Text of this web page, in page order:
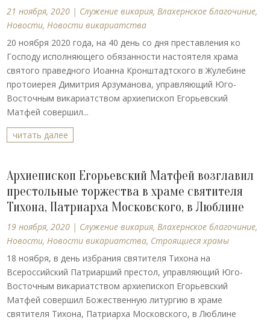
21 ноября, 2020 | Cлужение викария,Влахернское благочиние,
Новости,Новости викариатства
20 ноября 2020 года, на 40 день со дня преставления ко
Господу исполняющего обязанности настоятеля храма
святого праведного Иоанна Кронштадтского в Жулебине
протоиерея Димитрия Арзуманова, управляющий Юго-
Восточным викариатством архиепископ Егорьевский
Матфей совершил...
читать далее
Архиепископ Егорьевский Матфей возглавил
престольные торжества в храме святителя
Тихона, Патриарха Московского, в Люблине
19 ноября, 2020 | Cлужение викария,Влахернское благочиние,
Новости,Новости викариатства, Строящиеся храмы
18 ноября, в день избрания святителя Тихона на
Всероссийский Патриарший престол, управляющий Юго-
Восточным викариатством архиепископ Егорьевский
Матфей совершил Божественную литургию в храме
святителя Тихона, Патриарха Московского, в Люблине